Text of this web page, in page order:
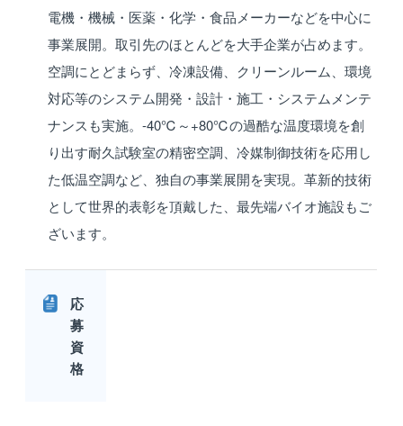
電機・機械・医薬・化学・食品メーカーなどを中心に
事業展開。取引先のほとんどを大手企業が占めます。
空調にとどまらず、冷凍設備、クリーンルーム、環境
対応等のシステム開発・設計・施工・システムメンテ
ナンスも実施。-40℃～+80℃の過酷な温度環境を創
り出す耐久試験室の精密空調、冷媒制御技術を応用し
た低温空調など、独自の事業展開を実現。革新的技術
として世界的表彰を頂戴した、最先端バイオ施設もご
ざいます。
応
募
資
格